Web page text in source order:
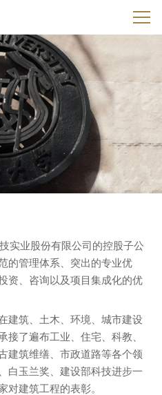
实业股份有限公司的控股子公
的管理体系、突出的专业优
资、咨询以及项目集成化的优
建筑、土木、环境、城市建设
接了遍布工业、住宅、科教、
建筑维缮、市政道路等各个领
白玉兰奖、建设部科技进步一
对建筑工程的表彰。